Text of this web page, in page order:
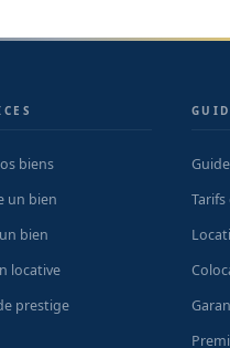
biens
un bien
bien
locative
prestige